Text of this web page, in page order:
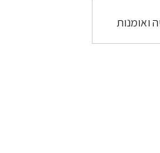
ואומנות